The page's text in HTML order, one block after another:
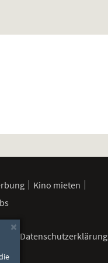
Kino mieten
Datenschutzerklärung
×